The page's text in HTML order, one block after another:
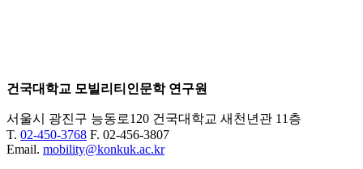
건국대학교 모빌리티인문학 연구원
서울시 광진구 능동로120 건국대학교 새천년관 11층
T. 02-450-3768 F. 02-456-3807
Email. mobility@konkuk.ac.kr